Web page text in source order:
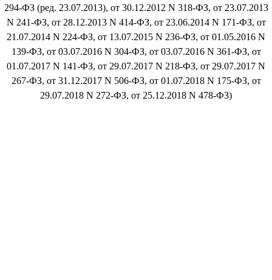
294-ФЗ (ред. 23.07.2013), от 30.12.2012 N 318-ФЗ, от 23.07.2013
N 241-ФЗ, от 28.12.2013 N 414-ФЗ, от 23.06.2014 N 171-ФЗ, от
21.07.2014 N 224-ФЗ, от 13.07.2015 N 236-ФЗ, от 01.05.2016 N
139-ФЗ, от 03.07.2016 N 304-ФЗ, от 03.07.2016 N 361-ФЗ, от
01.07.2017 N 141-ФЗ, от 29.07.2017 N 218-ФЗ, от 29.07.2017 N
267-ФЗ, от 31.12.2017 N 506-ФЗ, от 01.07.2018 N 175-ФЗ, от
29.07.2018 N 272-ФЗ, от 25.12.2018 N 478-ФЗ)